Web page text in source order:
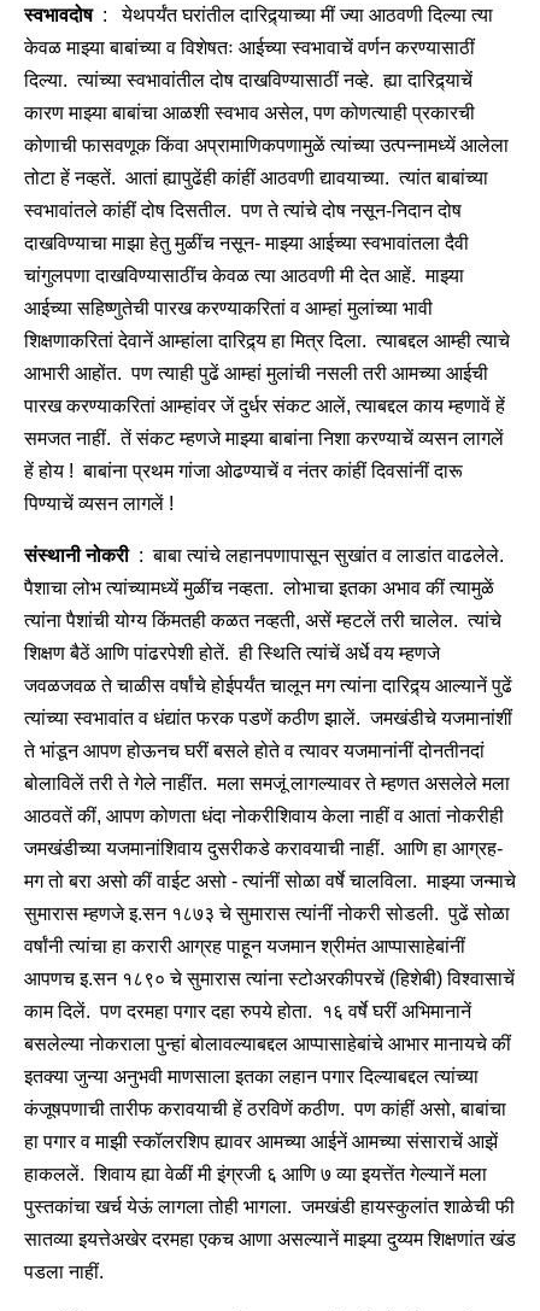
स्वभावदोष : येथपर्यंत घरांतील दारिद्र्याच्या मीं ज्या आठवणी दिल्या त्या
केवळ माझ्या बाबांच्या व विशेषतः आईच्या स्वभावाचें वर्णन करण्यासाठीं
दिल्या. त्यांच्या स्वभावांतील दोष दाखविण्यासाठीं नव्हे. ह्या दारिद्र्याचें
कारण माझ्या बाबांचा आळशी स्वभाव असेल, पण कोणत्याही प्रकारची
कोणाची फासवणूक किंवा अप्रामाणिकपणामुळें त्यांच्या उत्पन्नामध्यें आलेला
तोटा हें नव्हतें. आतां ह्यापुढेंही कांहीं आठवणी द्यावयाच्या. त्यांत बाबांच्या
स्वभावांतले कांहीं दोष दिसतील. पण ते त्यांचे दोष नसून-निदान दोष
दाखविण्याचा माझा हेतु मुळींच नसून- माझ्या आईच्या स्वभावांतला दैवी
चांगुलपणा दाखविण्यासाठींच केवळ त्या आठवणी मी देत आहें. माझ्या
आईच्या सहिष्णुतेची पारख करण्याकरितां व आम्हां मुलांच्या भावी
शिक्षणाकरितां देवानें आम्हांला दारिद्र्य हा मित्र दिला. त्याबद्दल आम्ही त्याचे
आभारी आहोंत. पण त्याही पुढें आम्हां मुलांची नसली तरी आमच्या आईची
पारख करण्याकरितां आम्हांवर जें दुर्धर संकट आलें, त्याबद्दल काय म्हणावें हें
समजत नाहीं. तें संकट म्हणजे माझ्या बाबांना निशा करण्याचें व्यसन लागलें
हें होय ! बाबांना प्रथम गांजा ओढण्याचें व नंतर कांहीं दिवसांनीं दारू
पिण्याचें व्यसन लागलें !
संस्थानी नोकरी : बाबा त्यांचे लहानपणापासून सुखांत व लाडांत वाढलेले.
पैशाचा लोभ त्यांच्यामध्यें मुळींच नव्हता. लोभाचा इतका अभाव कीं त्यामुळें
त्यांना पैशांची योग्य किंमतही कळत नव्हती, असें म्हटलें तरी चालेल. त्यांचे
शिक्षण बैठें आणि पांढरपेशी होतें. ही स्थिति त्यांचें अर्धे वय म्हणजे
जवळजवळ ते चाळीस वर्षांचे होईपर्यंत चालून मग त्यांना दारिद्र्य आल्यानें पुढें
त्यांच्या स्वभावांत व धंद्यांत फरक पडणें कठीण झालें. जमखंडीचे यजमानांशीं
ते भांडून आपण होऊनच घरीं बसले होते व त्यावर यजमानांनीं दोनतीनदां
बोलाविलें तरी ते गेले नाहींत. मला समजूं लागल्यावर ते म्हणत असलेले मला
आठवतें कीं, आपण कोणता धंदा नोकरीशिवाय केला नाहीं व आतां नोकरीही
जमखंडीच्या यजमानांशिवाय दुसरीकडे करावयाची नाहीं. आणि हा आग्रह-
मग तो बरा असो कीं वाईट असो - त्यांनीं सोळा वर्षे चालविला. माझ्या जन्माचे
सुमारास म्हणजे इ.सन १८७३ चे सुमारास त्यांनीं नोकरी सोडली. पुढें सोळा
वर्षांनी त्यांचा हा करारी आग्रह पाहून यजमान श्रीमंत आप्पासाहेबांनीं
आपणच इ.सन १८९० चे सुमारास त्यांना स्टोअरकीपरचें (हिशेबी) विश्वासाचें
काम दिलें. पण दरमहा पगार दहा रुपये होता. १६ वर्षे घरीं अभिमानानें
बसलेल्या नोकराला पुन्हां बोलावल्याबद्दल आप्पासाहेबांचे आभार मानायचे कीं
इतक्या जुन्या अनुभवी माणसाला इतका लहान पगार दिल्याबद्दल त्यांच्या
कंजूषपणाची तारीफ करावयाची हें ठरविणें कठीण. पण कांहीं असो, बाबांचा
हा पगार व माझी स्कॉलरशिप ह्यावर आमच्या आईनें आमच्या संसाराचें आझें
हाकललें. शिवाय ह्या वेळीं मी इंग्रजी ६ आणि ७ व्या इयत्तेंत गेल्यानें मला
पुस्तकांचा खर्च येऊं लागला तोही भागला. जमखंडी हायस्कुलांत शाळेची फी
सातव्या इयत्तेअखेर दरमहा एकच आणा असल्यानें माझ्या दुय्यम शिक्षणांत खंड
पडला नाहीं.